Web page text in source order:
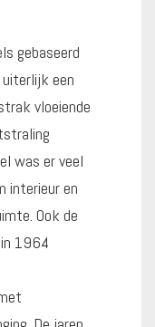
gebaseerd
een
vloeiende
was er veel
interieur en
Ook de
1964